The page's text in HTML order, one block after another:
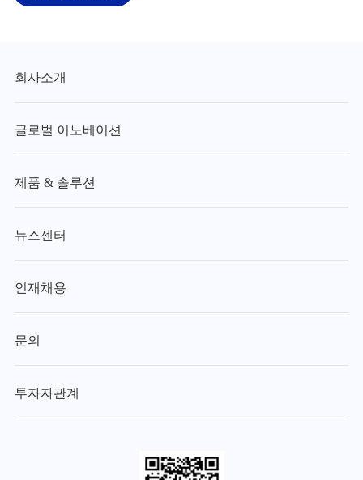
회사소개
글로벌 이노베이션
제품 & 솔루션
뉴스센터
인재채용
문의
투자자관계